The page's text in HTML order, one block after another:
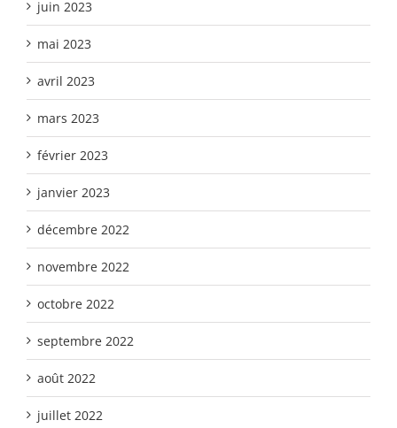
juin 2023
mai 2023
avril 2023
mars 2023
février 2023
janvier 2023
décembre 2022
novembre 2022
octobre 2022
septembre 2022
août 2022
juillet 2022